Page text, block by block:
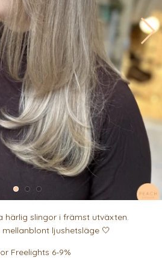
härlig slingor i främst utväxten.
ljushetsläge 🤍
Freelights 6-9%